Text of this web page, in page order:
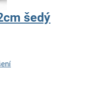
šedý